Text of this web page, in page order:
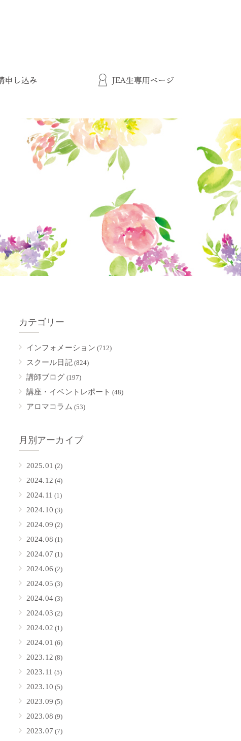
カテゴリー
インフォメーション (712)
スクール日記(824)
講師ブログ (197)
講座・イベントレポート (48)
アロマコラム (53)
月別アーカイブ
2025.01 (2)
2024.12 (4)
2024.11 (1)
2024.10 (3)
2024.09 (2)
2024.08 (1)
2024.07 (1)
2024.06 (2)
2024.05 (3)
2024.04(3)
2024.03 (2)
2024.02 (1)
2024.01 (6)
2023.12 (8)
2023.11 (5)
2023.10 (5)
2023.09 (5)
2023.08 (9)
2023.07 (7)